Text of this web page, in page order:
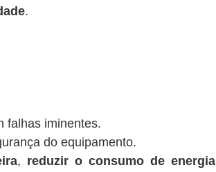
.
falhas iminentes.
do equipamento.
, reduzir o consumo de energia